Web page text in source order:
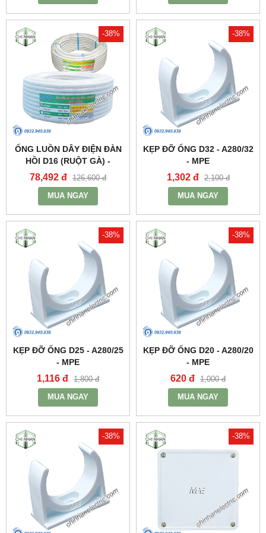
-38%
ỐNG LUỒN DÂY ĐIỆN ĐÀN
HỒI D16 (RUỘT GÀ) -
A9016CT - MPE
78,492 đ 126,600 đ
MUA NGAY
-38%
KẸP ĐỠ ỐNG D32 - A280/32
- MPE
1,302 đ 2,100 đ
MUA NGAY
-38%
KẸP ĐỠ ỐNG D25 - A280/25
- MPE
1,116 đ 1,800 đ
MUA NGAY
-38%
KẸP ĐỠ ỐNG D20 - A280/20
- MPE
620 đ 1,000 đ
MUA NGAY
-38% -38%